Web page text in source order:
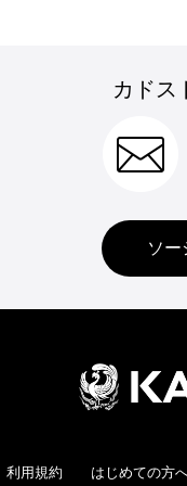
カドス
ソー
利用規約 はじめての方